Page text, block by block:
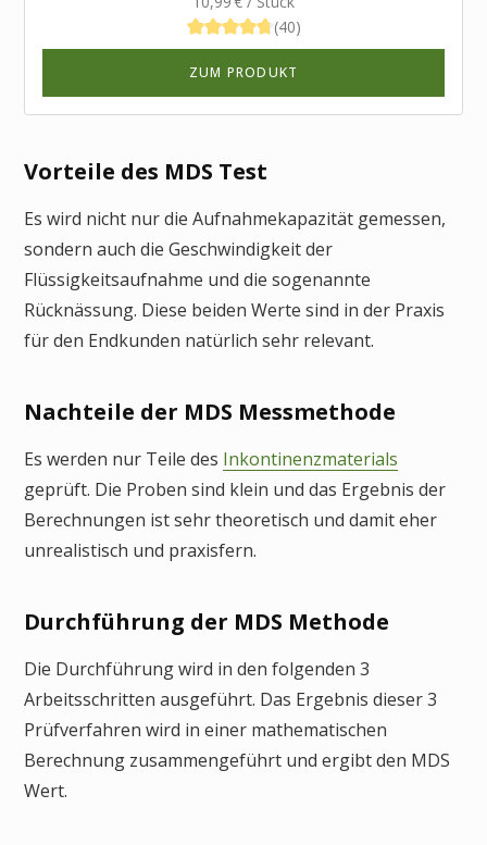
(40)
ZUM PRODUKT
Vorteile des MDS Test
Es wird nicht nur die Aufnahmekapazität gemessen,
sondern auch die Geschwindigkeit der
Flüssigkeitsaufnahme und die sogenannte
Rücknässung. Diese beiden Werte sind in der Praxis
für den Endkunden natürlich sehr relevant.
Nachteile der MDS Messmethode
Es werden nur Teile des Inkontinenzmaterials
geprüft. Die Proben sind klein und das Ergebnis der
Berechnungen ist sehr theoretisch und damit eher
unrealistisch und praxisfern.
Durchführung der MDS Methode
Die Durchführung wird in den folgenden 3
Arbeitsschritten ausgeführt. Das Ergebnis dieser 3
Prüfverfahren wird in einer mathematischen
Berechnung zusammengeführt und ergibt den MDS
Wert.